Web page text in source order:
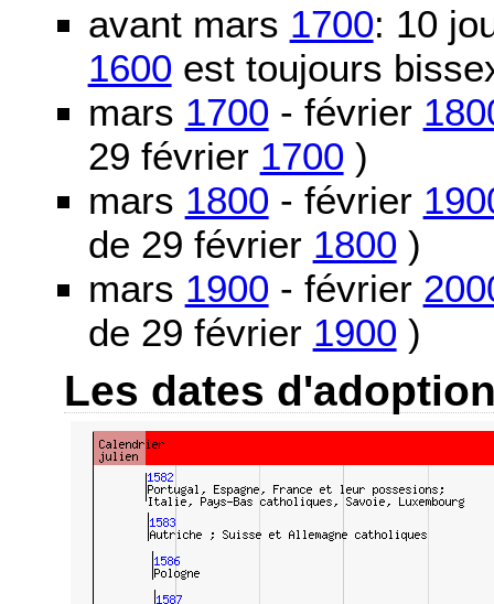
avant mars 1700: 10
1600 est toujours
mars 1700 - février
29 février 1700 )
mars 1800 - février
de 29 février 1800 )
mars 1900 - février
de 29 février 1900 )
Les dates